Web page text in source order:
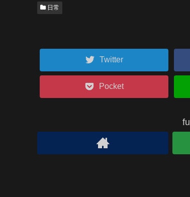
日常
Twitter
Pocket